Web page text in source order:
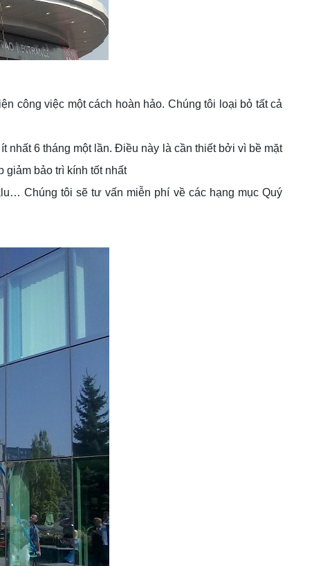
công việc một cách hoàn hảo. Chúng tôi loại bỏ tất cả
nhất 6 tháng một lần. Điều này là cần thiết bởi vì bề mặt
bảo trì kính tốt nhất
Chúng tôi sẽ tư vấn miễn phí về các hạng mục Quý